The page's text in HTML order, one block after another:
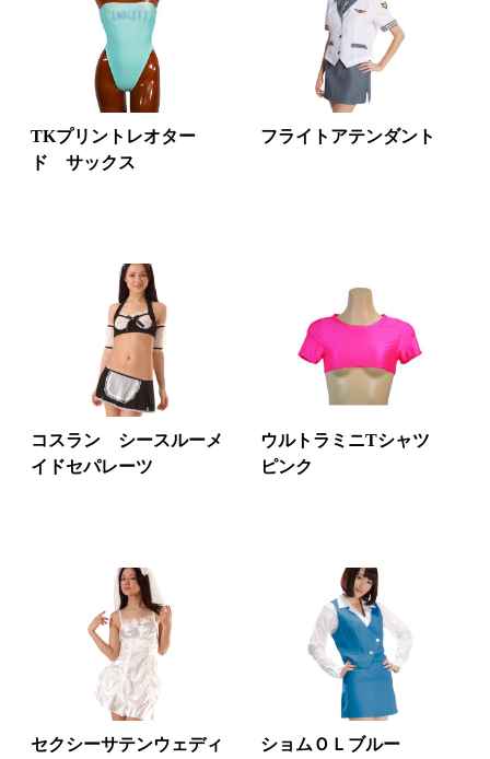
TKプリントレオター
ド サックス
フライトアテンダント
コスラン シースルーメ
イドセパレーツ
ウルトラミニTシャツ
ピンク
セクシーサテンウェディ
ショムＯＬブルー